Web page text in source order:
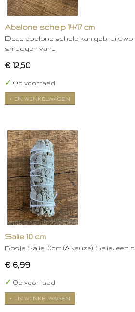
Abalone schelp 14/17 cm
Deze abalone schelp kan gebruikt
smudgen van…
€ 12,50
✓ Op voorraad
IN WINKELWAGEN
Salie 10 cm
Bosje Salie 10cm (A keuze). Salie: een
€ 6,99
✓ Op voorraad
IN WINKELWAGEN